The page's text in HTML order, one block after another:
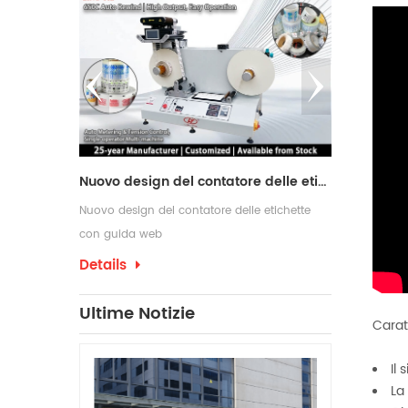
Nuovo design del contatore delle etichette con guida web
Nuovo design del contatore delle etichette
con guida web
Details
richiedono
per
Ultime Notizie
Il